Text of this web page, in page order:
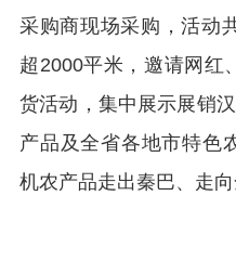
采购商现场采购，活动
超2000平米，邀请网红
货活动，集中展示展销
产品及全省各地市特色
机农产品走出秦巴、走向